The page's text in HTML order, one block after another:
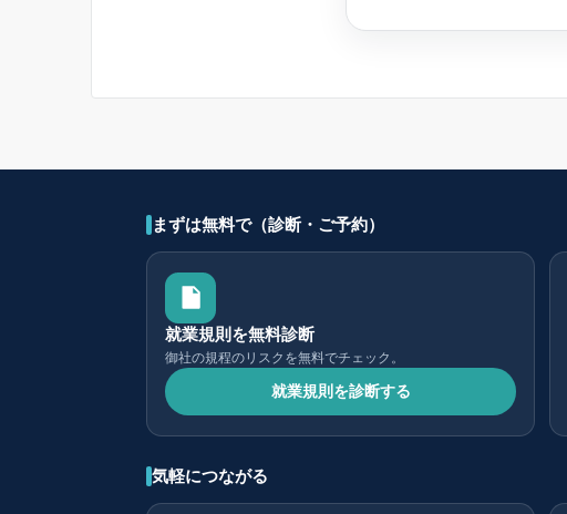
まずは無料で（診断・ご予約）
就業規則を無料診断
御社の規程のリスクを無料でチェック。
就業規則を診断する
気軽につながる